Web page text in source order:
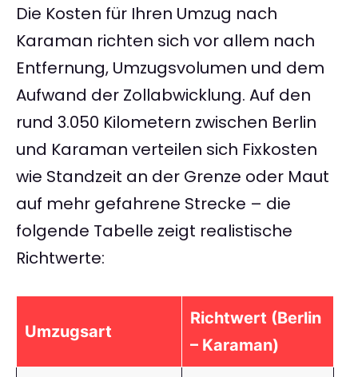
Die Kosten für Ihren Umzug nach
Karaman richten sich vor allem nach
Entfernung, Umzugsvolumen und dem
Aufwand der Zollabwicklung. Auf den
rund 3.050 Kilometern zwischen Berlin
und Karaman verteilen sich Fixkosten
wie Standzeit an der Grenze oder Maut
auf mehr gefahrene Strecke – die
folgende Tabelle zeigt realistische
Richtwerte:
Umzugsart
Richtwert (Berlin
– Karaman)